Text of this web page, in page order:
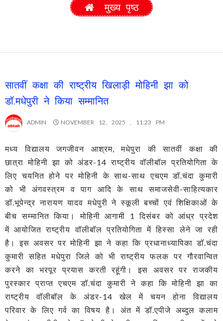
मुख्य पृष्ठ
सातवीं कक्षा की राष्ट्रीय खिलाड़ी मोहिनी झा को
डॉ.मधेपुरी ने किया सम्मानित
ADMIN NOVEMBER 12, 2025 , 11:23 PM
मध्य विद्यालय जगजीवन आश्रम, मधेपुरा की सातवीं कक्षा की
छात्रा मोहिनी झा को अंडर-14 राष्ट्रीय वॉलीबॉल प्रतियोगिता के
लिए चयनित होने पर मोहिनी के साथ-साथ एचएम डॉ.चंदा कुमारी
को भी अंगवस्त्रम व पाग आदि के साथ समाजसेवी-साहित्यकार
डॉ.भूपेन्द्र नारायण यादव मधेपुरी ने स्कूली बच्चों एवं शिक्षिकाओं के
बीच सम्मानित किया। मोहिनी आगामी 1 दिसंबर को आंध्र प्रदेश
में आयोजित राष्ट्रीय वॉलीबॉल प्रतियोगिता में हिस्सा लेने जा रही
है। इस अवसर पर मोहिनी झा ने कहा कि प्रधानाध्यापिका डॉ.चंदा
कुमारी सहित मधेपुरा जिले को भी राष्ट्रीय फलक पर गौरवान्वित
करने का भरपूर प्रयास करती रहूंगी। इस अवसर पर राजकीय
पुरस्कार प्राप्त एचएम डॉ.चंदा कुमारी ने कहा कि मोहिनी झा का
राष्ट्रीय वॉलीबॉल के अंडर-14 खेल में चयन होना विद्यालय
परिवार के लिए गर्व का विषय है। अंत में डॉ.एपीजे अब्दुल कलाम